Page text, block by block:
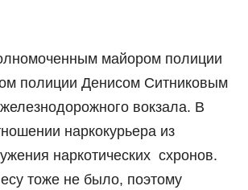
майором полиции
полиции Денисом Ситниковым
вокзала. В
наркокурьера из
наркотических схронов.
тоже не было, поэтому